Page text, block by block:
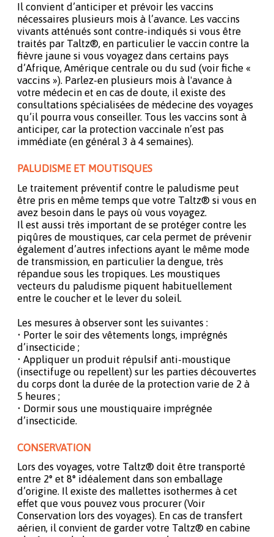
Il convient d’anticiper et prévoir les vaccins
nécessaires plusieurs mois à l’avance. Les vaccins
vivants atténués sont contre-indiqués si vous être
traités par Taltz®, en particulier le vaccin contre la
fièvre jaune si vous voyagez dans certains pays
d’Afrique, Amérique centrale ou du sud (voir fiche «
vaccins »). Parlez-en plusieurs mois à l'avance à
votre médecin et en cas de doute, il existe des
consultations spécialisées de médecine des voyages
qu’il pourra vous conseiller. Tous les vaccins sont à
anticiper, car la protection vaccinale n’est pas
immédiate (en général 3 à 4 semaines).
PALUDISME ET MOUTISQUES
Le traitement préventif contre le paludisme peut
être pris en même temps que votre Taltz® si vous en
avez besoin dans le pays où vous voyagez.
Il est aussi très important de se protéger contre les
piqûres de moustiques, car cela permet de prévenir
également d’autres infections ayant le même mode
de transmission, en particulier la dengue, très
répandue sous les tropiques. Les moustiques
vecteurs du paludisme piquent habituellement
entre le coucher et le lever du soleil.
Les mesures à observer sont les suivantes :
• Porter le soir des vêtements longs, imprégnés
d’insecticide ;
• Appliquer un produit répulsif anti-moustique
(insectifuge ou repellent) sur les parties découvertes
du corps dont la durée de la protection varie de 2 à
5 heures ;
• Dormir sous une moustiquaire imprégnée
d’insecticide.
CONSERVATION
Lors des voyages, votre Taltz® doit être transporté
entre 2° et 8° idéalement dans son emballage
d’origine. Il existe des mallettes isothermes à cet
effet que vous pouvez vous procurer (Voir
Conservation lors des voyages). En cas de transfert
aérien, il convient de garder votre Taltz® en cabine